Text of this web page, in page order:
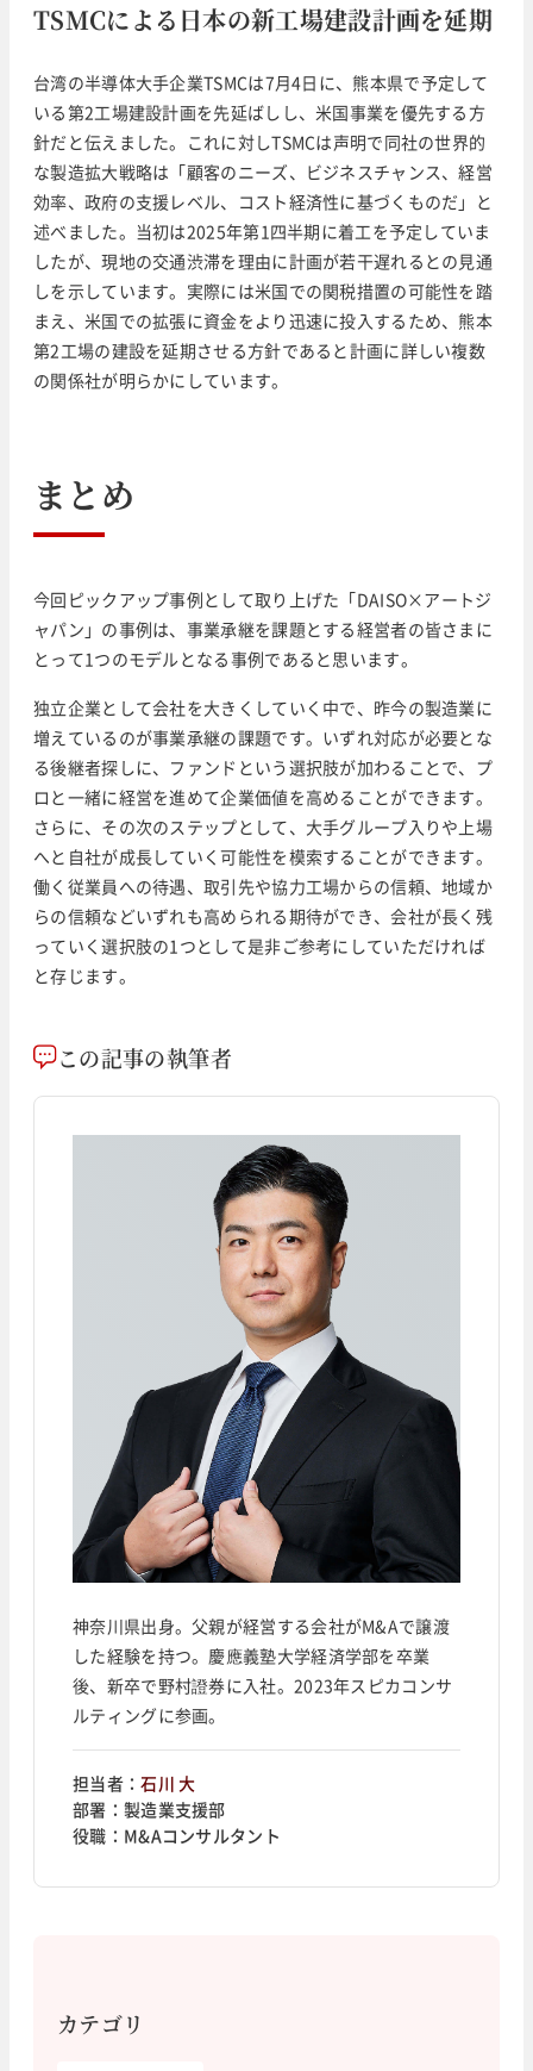
TSMCによる日本の新工場建設計画を延期
台湾の半導体大手企業TSMCは7月4日に、熊本県で予定して
いる第2工場建設計画を先延ばしし、米国事業を優先する方
針だと伝えました。これに対しTSMCは声明で同社の世界的
な製造拡大戦略は「顧客のニーズ、ビジネスチャンス、経営
効率、政府の支援レベル、コスト経済性に基づくものだ」と
述べました。当初は2025年第1四半期に着工を予定していま
したが、現地の交通渋滞を理由に計画が若干遅れるとの見通
しを示しています。実際には米国での関税措置の可能性を踏
まえ、米国での拡張に資金をより迅速に投入するため、熊本
第2工場の建設を延期させる方針であると計画に詳しい複数
の関係社が明らかにしています。
まとめ
今回ピックアップ事例として取り上げた「DAISO×アートジ
ャパン」の事例は、事業承継を課題とする経営者の皆さまに
とって1つのモデルとなる事例であると思います。
独立企業として会社を大きくしていく中で、昨今の製造業に
増えているのが事業承継の課題です。いずれ対応が必要とな
る後継者探しに、ファンドという選択肢が加わることで、プ
ロと一緒に経営を進めて企業価値を高めることができます。
さらに、その次のステップとして、大手グループ入りや上場
へと自社が成長していく可能性を模索することができます。
働く従業員への待遇、取引先や協力工場からの信頼、地域か
らの信頼などいずれも高められる期待ができ、会社が長く残
っていく選択肢の1つとして是非ご参考にしていただければ
と存じます。
この記事の執筆者
神奈川県出身。父親が経営する会社がM&Aで譲渡
した経験を持つ。慶應義塾大学経済学部を卒業
後、新卒で野村證券に入社。2023年スピカコンサ
ルティングに参画。
担当者：石川 大
部署： 製造業支援部
役職： M&Aコンサルタント
カテゴリ